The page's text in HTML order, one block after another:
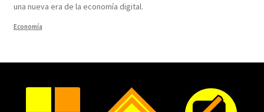
una nueva era de la economía digital.
Economía